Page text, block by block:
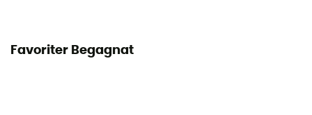
Favoriter Begagnat